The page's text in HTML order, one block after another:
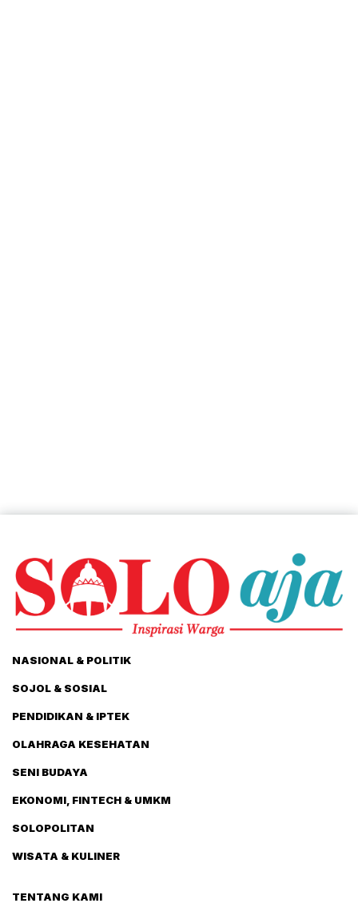
NASIONAL & POLITIK
SOJOL & SOSIAL
PENDIDIKAN & IPTEK
OLAHRAGA KESEHATAN
SENI BUDAYA
EKONOMI, FINTECH & UMKM
SOLOPOLITAN
WISATA & KULINER
TENTANG KAMI